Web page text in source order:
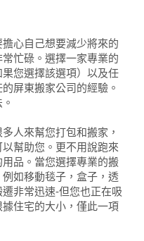
心自己想要減少將來的
忙碌。選擇一家專業的
您選擇該選項）以及任
屏東搬家公司的經驗。
人來幫您打包和搬家，
幫助您。更不用說跑來
品。當您選擇專業的搬
如移動毯子，盒子，透
非常迅速-但您也正在吸
住宅的大小，僅此一項